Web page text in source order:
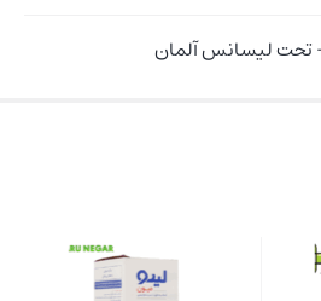
– تحت لیسانس آلمان